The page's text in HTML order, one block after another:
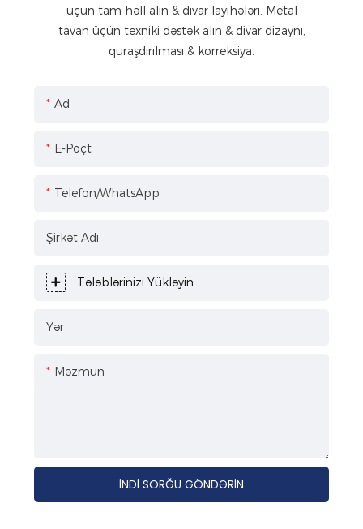
üçün tam həll alın & divar layihələri. Metal
tavan üçün texniki dəstək alın & divar dizaynı,
quraşdırılması & korreksiya.
Ad
E-Poçt
Telefon/WhatsApp
Şirkət Adı
Tələblərinizi Yükləyin
Yər
Məzmun
İNDI SORĞU GÖNDƏRIN